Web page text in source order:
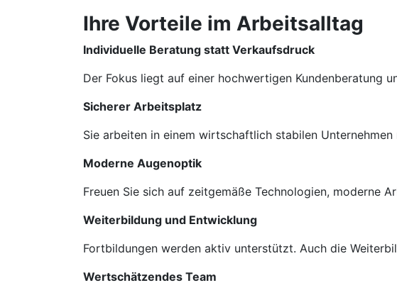
Ihre Vorteile im Arbeitsalltag
Individuelle Beratung statt Verkaufsdruck
Der Fokus liegt auf einer hochwertigen Kundenberatung
Sicherer Arbeitsplatz
Sie arbeiten in einem wirtschaftlich stabilen
Moderne Augenoptik
Freuen Sie sich auf zeitgemäße Technologien, moderne
Weiterbildung und Entwicklung
Fortbildungen werden aktiv unterstützt. Auch die
Wertschätzendes Team